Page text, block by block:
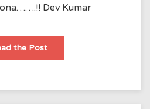
Dev Kumar
the PostLogo
apna